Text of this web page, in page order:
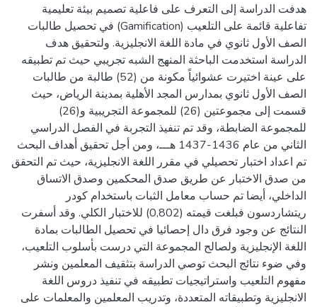
هدفت الدراسة إلى التعرف على فاعلية تصميم بيئة تعليمية
تفاعلية قائمة على التلعيب (Gamification) في تحصيل طالبات
الصف الأول ثانوي في مادة اللغة الانجليزية. ولتحقيق هدف
الدراسة استخدمت الباحثة المنهج الشبه تجريبي حيث تم تطبيقه
على عينة اختيرت عشوائياً مكونة من (52) طالبة من طالبات
الصف الأول ثانوي بمدارس المجد الأهلية بمدينة الرياض، حيث
قسمت إلى مجموعتين (26) للمجموعة التجريبية و(26)
للمجموعة الضابطة، وقد تم تنفيذ التجربة في الفصل الدراسي
الثاني من عام 1436-1437 هـــ، ومن أجل تحقيق أهداف البحث
تم اعداد اختبار تحصيلي في مقرر اللغة الانجليزية، حيث تم التحقق
من صدق الاختبار عن طريق صدق المحكمين وصدق الاتساق
الداخلي، أيضا تم حساب معامل الثبات باستخدام كودر
ريتشاردسون فبلغت قيمته (0,802) للاختبار الكلي. وقد أسفرت
النتائج عن وجود فرق دال إحصائيا في تحصيل الطالبات بمادة
اللغة الإنجليزية ولصالح المجموعة التي درست بأسلوب التلعيب،
وفي ضوء نتائج البحث توصي الدراسة بتثقيف المعلمين ونشر
مفهوم التلعيب واستراتيجيات تطبيقه في تنفيذ دروس اللغة
الانجليزية وتطبيقاته المتعددة، وتدريب المعلمين والمعلمات على